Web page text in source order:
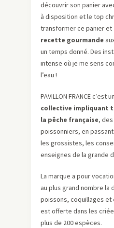
découvrir son panier
à disposition et le top
transformer ce panier et
recette gourmande
un temps donné. Des
intense où je me sens
l’eau !
PAVILLON FRANCE c’est
collective impliquant
la pêche française,
poissonniers, en
les grossistes, les
enseignes de la grande
La marque a pour
au plus grand nombre la
poissons, coquillages et
est offerte dans les
plus de 200 espèces.